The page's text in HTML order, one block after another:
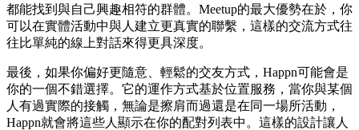
都能找到與自己興趣相符的群體。Meetup的最大優勢在於，你
可以在實體活動中與人建立更真實的聯繫，這樣的交流方式往
往比單純的線上對話來得更具深度。
最後，如果你偏好更隨意、輕鬆的交友方式，Happn可能會是
你的一個不錯選擇。它的運作方式基於位置服務，當你與某個
人有過實際的接觸，無論是擦肩而過還是在同一場所活動，
Happn就會將這些人顯示在你的配對列表中。這樣的設計讓人